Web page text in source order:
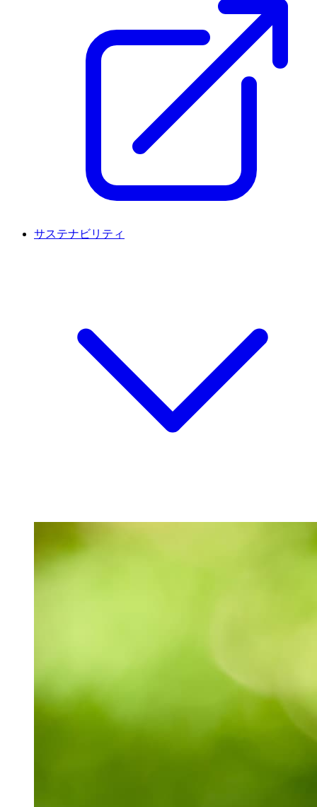
サステナビリティ